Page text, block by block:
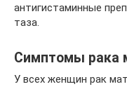
антигистаминные
таза.
Симптомы рака
У всех женщин рак